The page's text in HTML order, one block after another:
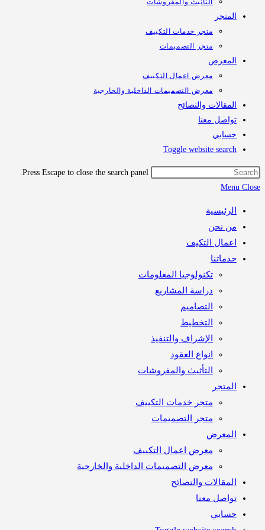
التأثيث والمفروشات
متجر خدمات التكييف
متجر التصميمات
معرض اعمال التكييف
معرض التصميمات الداخلية والخارجية
والنصائح
معنا
Toggle website
Press Escape to close the search panel.
نحن
التكيف
تكنولوجيا المعلومات
دراسة المشاريع
التصاميم
التخطيط
الإشراف والتنفيذ
انواع العقود
التأثيث والمفروشات
متجر خدمات التكييف
متجر التصميمات
معرض اعمال التكييف
معرض التصميمات الداخلية والخارجية
والنصائح
معنا